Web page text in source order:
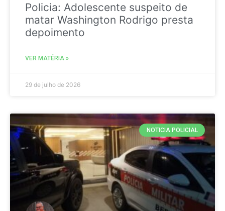
Policia: Adolescente suspeito de
matar Washington Rodrigo presta
depoimento
VER MATÉRIA »
29 de julho de 2026
NOTICIA POLICIAL